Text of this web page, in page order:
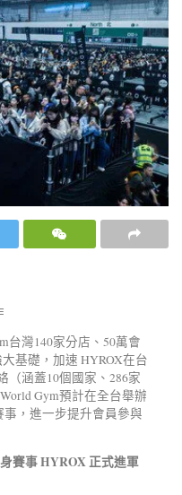
台灣140家分店、50萬會
基礎，加速 HYROX在台
（涵蓋10個國家、286家
Gym預計在全台舉辦
，進一步提升會員參與
賽事HYROX 正式進軍